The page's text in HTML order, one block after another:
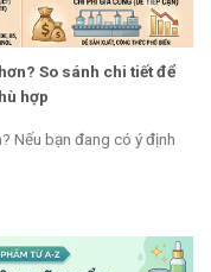
So sánh chi tiết để
hợp
Nếu bạn đang có ý định